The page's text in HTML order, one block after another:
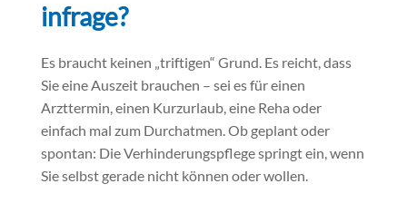
infrage?
Es braucht keinen „triftigen“ Grund. Es reicht, dass
Sie eine Auszeit brauchen – sei es für einen
Arzttermin, einen Kurzurlaub, eine Reha oder
einfach mal zum Durchatmen. Ob geplant oder
spontan: Die Verhinderungspflege springt ein, wenn
Sie selbst gerade nicht können oder wollen.